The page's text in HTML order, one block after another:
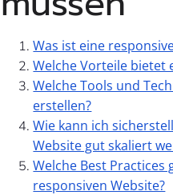
Was ist eine
Welche Vorteile bietet
Welche Tools und
erstellen?
Wie kann ich
Website gut skaliert
Welche Best
responsiven Website?